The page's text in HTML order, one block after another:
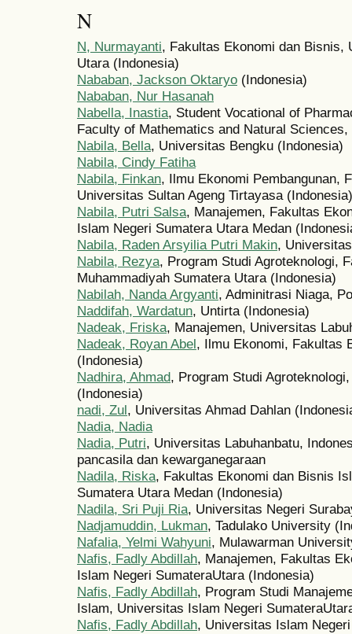
N
N, Nurmayanti, Fakultas Ekonomi dan Bisnis,
Utara (Indonesia)
Nababan, Jackson Oktaryo (Indonesia)
Nababan, Nur Hasanah
Nabella, Inastia, Student Vocational of
Faculty of Mathematics and Natural
Nabila, Bella, Universitas Bengku (Indonesia)
Nabila, Cindy Fatiha
Nabila, Finkan, Ilmu Ekonomi Pembangunan,
Universitas Sultan Ageng Tirtayasa (Indonesia)
Nabila, Putri Salsa, Manajemen, Fakultas
Islam Negeri Sumatera Utara Medan
Nabila, Raden Arsyilia Putri Makin,
Nabila, Rezya, Program Studi Agroteknologi,
Muhammadiyah Sumatera Utara (Indonesia)
Nabilah, Nanda Argyanti, Adminitrasi Niaga,
Naddifah, Wardatun, Untirta (Indonesia)
Nadeak, Friska, Manajemen, Universitas
Nadeak, Royan Abel, Ilmu Ekonomi, Fakultas
(Indonesia)
Nadhira, Ahmad, Program Studi
(Indonesia)
nadi, Zul, Universitas Ahmad Dahlan
Nadia, Nadia
Nadia, Putri, Universitas Labuhanbatu,
pancasila dan kewarganegaraan
Nadila, Riska, Fakultas Ekonomi dan Bisnis
Sumatera Utara Medan (Indonesia)
Nadila, Sri Puji Ria, Universitas Negeri
Nadjamuddin, Lukman, Tadulako University
Nafalia, Yelmi Wahyuni, Mulawarman
Nafis, Fadly Abdillah, Manajemen, Fakultas
Islam Negeri SumateraUtara (Indonesia)
Nafis, Fadly Abdillah, Program Studi
Islam, Universitas Islam Negeri
Nafis, Fadly Abdillah, Universitas Islam